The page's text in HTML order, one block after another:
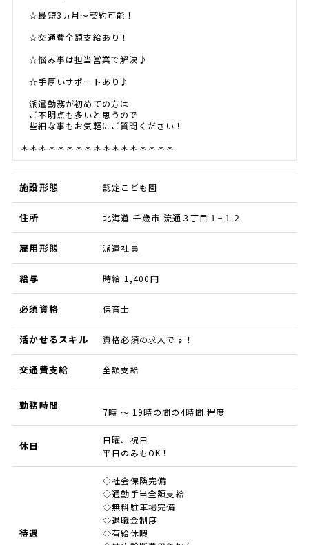
☆最短3ヵ月～契約可能！
☆交通費全額支給あり！
☆悩み事は担当営業で解決♪
☆手厚いサポートあり♪
派遣勤務が初めての方は
ご不明点も多いと思うので
些細な事もお気軽にご質問ください！
＊＊＊＊＊＊＊＊＊＊＊＊＊＊＊＊＊
施設形態 認定こども園
住所 北海道 千歳市 流通３丁目１−１２
雇用形態 派遣社員
給与 時給 1,400円
必須資格 保育士
活かせるスキル 資格必須の求人です！
交通費支給 全額支給
勤務時間
7時 ～ 19時の間の4時間 程度
休日
日曜、祝日
平日のみもOK！
待遇
◇社会保険完備
◇通勤手当全額支給
◇無料駐車場完備
◇退職金制度
◇有給休暇